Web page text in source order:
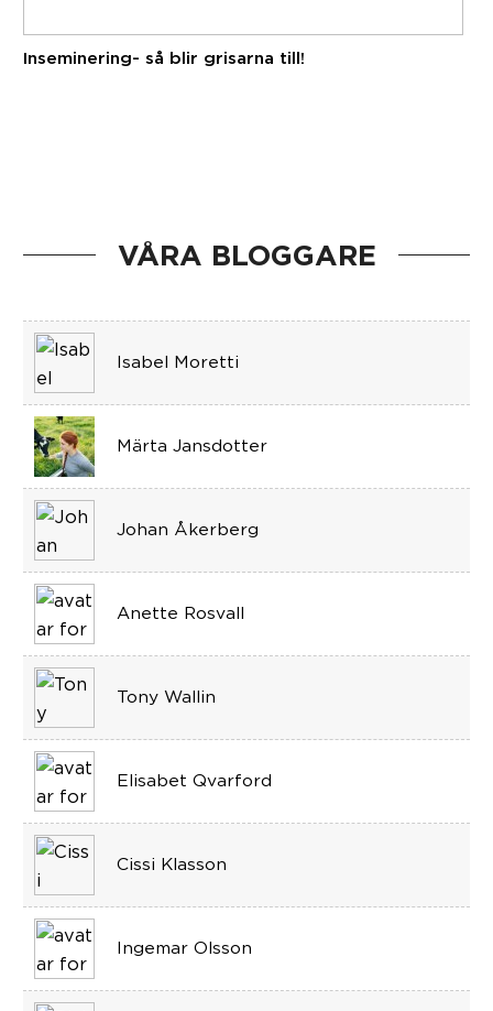
Inseminering- så blir grisarna till!
VÅRA BLOGGARE
Isabel Moretti
Märta Jansdotter
Johan Åkerberg
Anette Rosvall
Tony Wallin
Elisabet Qvarford
Cissi Klasson
Ingemar Olsson